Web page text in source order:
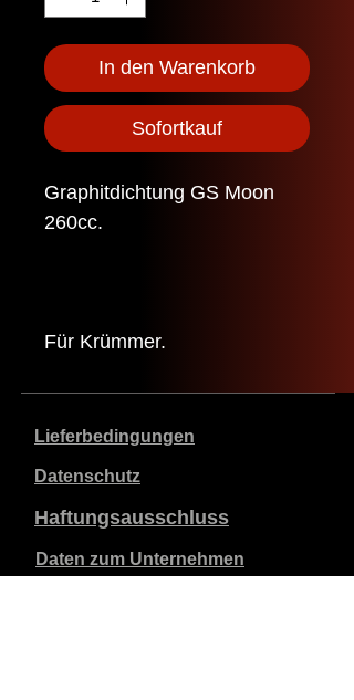
In den Warenkorb
Sofortkauf
Graphitdichtung GS Moon
260cc.
Für Krümmer.
Lieferbedingungen
Datenschutz
Haftungsausschluss
Daten zum Unternehmen